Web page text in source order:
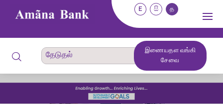
E සි த
இணையதள வங்கி
சேவை